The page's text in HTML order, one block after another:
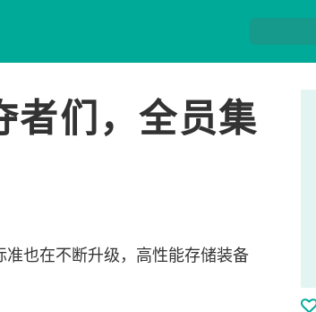
们，全员集
也在不断升级，高性能存储装备